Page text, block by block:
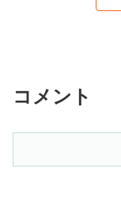
コメント